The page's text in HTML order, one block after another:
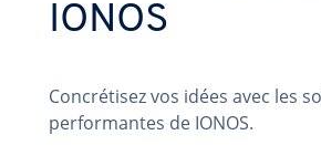
IONOS
Concrétisez vos idées avec les
performantes de IONOS.